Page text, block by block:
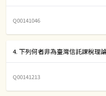
Q00141046
4. 下列何者非為臺灣信託課稅理
Q00141213